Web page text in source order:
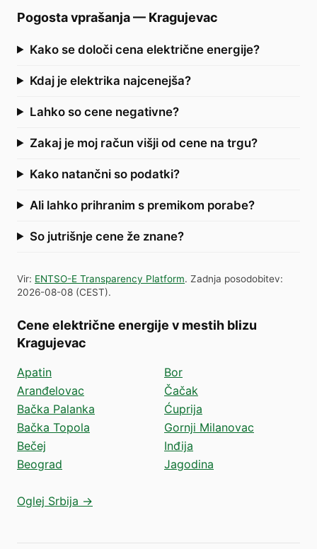
Pogosta vprašanja— Kragujevac
Kako se določi cena električne energije?
Kdaj je elektrika najcenejša?
Lahko so cene negativne?
Zakaj je moj račun višji od cene na trgu?
Kako natančni so podatki?
Ali lahko prihranim s premikom porabe?
So jutrišnje cene že znane?
Vir: ENTSO-E Transparency Platform. Zadnja posodobitev:
2026-08-08 (CEST).
Cene električne energije v mestih blizu
Kragujevac
Apatin
Aranđelovac
Bačka Palanka
Bačka Topola
Bečej
Beograd
Bor
Čačak
Ćuprija
Gornji Milanovac
Inđija
Jagodina
Oglej Srbija →